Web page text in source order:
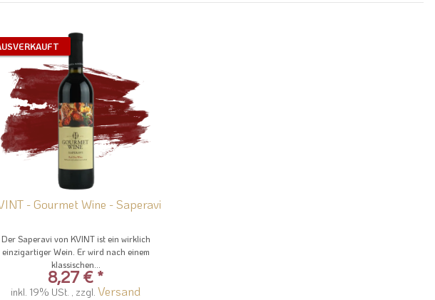
- Gourmet Wine - Saperavi
Der Saperavi von KVINT ist ein wirklich
einzigartiger Wein. Er wird nach einem
klassischen...
8,27 € *
inkl. 19% USt. , zzgl. Versand